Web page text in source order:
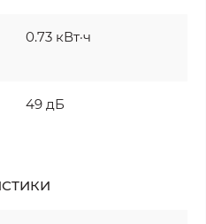
0.73 кВт·ч
49 дБ